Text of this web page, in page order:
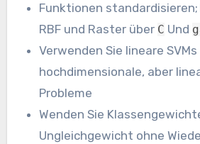
Funktionen
RBF und Raster über C Und
Verwenden Sie lineare
hochdimensionale, aber
Probleme
Wenden Sie
Ungleichgewicht ohne